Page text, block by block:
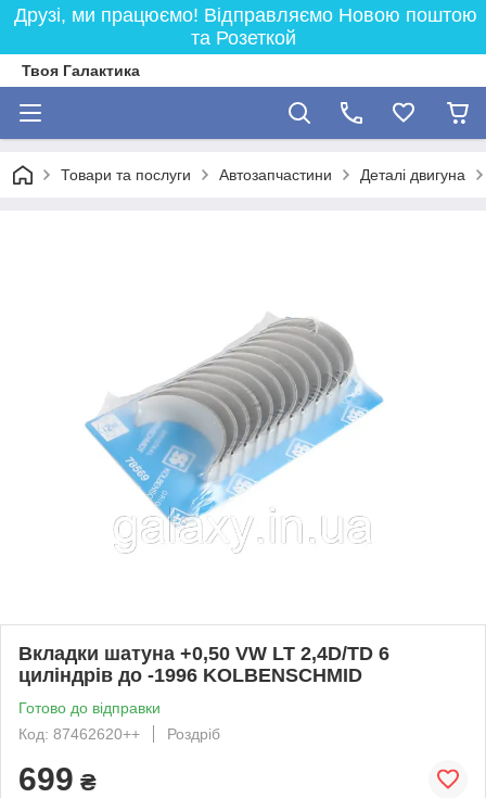
Друзі, ми працюємо! Відправляємо Новою поштою
та Розеткой
Твоя Галактика
Товари та послуги Автозапчастини Деталі двигуна
Вкладки шатуна +0,50 VW LT 2,4D/TD 6
циліндрів до -1996 KOLBENSCHMID
Готово до відправки
Код: 87462620++
Роздріб
699 ₴